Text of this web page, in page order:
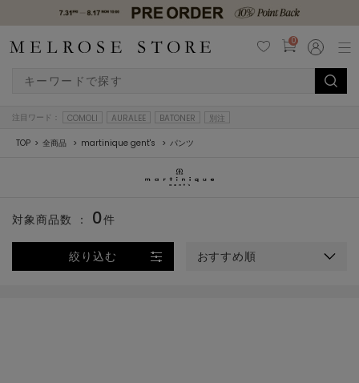
0
注目ワード： COMOLI AURALEE BATONER 別注
TOP 全商品 martinique gent's パンツ
絞り込む おすすめ順
対象商品数 ： 0件